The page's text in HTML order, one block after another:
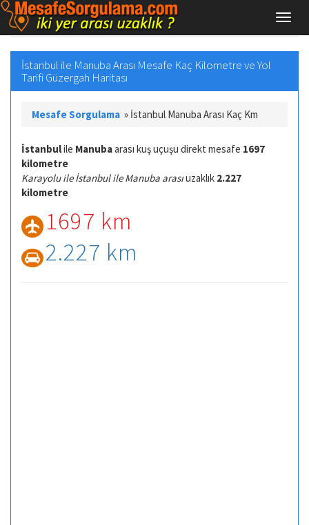
İstanbul ile Manuba Arası Mesafe Kaç Kilometre ve Yol
Tarifi Güzergah Haritası
Mesafe Sorgulama » İstanbul Manuba Arası Kaç Km
İstanbulile Manubaarası kuş uçuşu direkt mesafe 1697
kilometre
Karayolu ile İstanbul ile Manuba arasıuzaklık 2.227
kilometre
1697 km
2.227 km